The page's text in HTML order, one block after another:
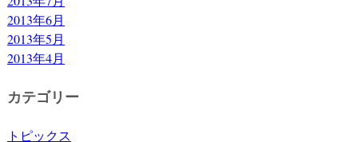
2013年6月
2013年5月
2013年4月
カテゴリー
トピックス